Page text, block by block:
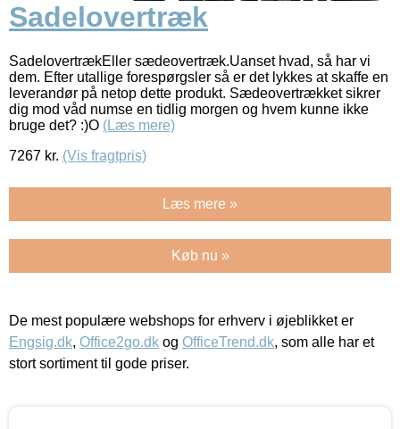
Sadelovertræk
SadelovertrækEller sædeovertræk.Uanset hvad, så har vi
dem. Efter utallige forespørgsler så er det lykkes at skaffe en
leverandør på netop dette produkt. Sædeovertrækket sikrer
dig mod våd numse en tidlig morgen og hvem kunne ikke
bruge det? :)O (Læs mere)
7267 kr. (Vis fragtpris)
Læs mere »
Køb nu »
De mest populære webshops for erhverv i øjeblikket er
Engsig.dk, Office2go.dk og OfficeTrend.dk, som alle har et
stort sortiment til gode priser.